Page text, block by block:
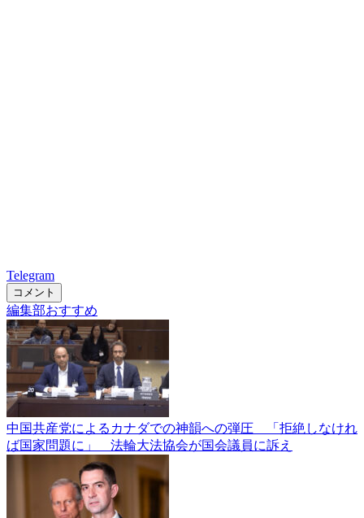
Telegram
コメント
編集部おすすめ
中国共産党によるカナダでの神韻への弾圧 「拒絶しなけれ
ば国家問題に」 法輪大法協会が国会議員に訴え